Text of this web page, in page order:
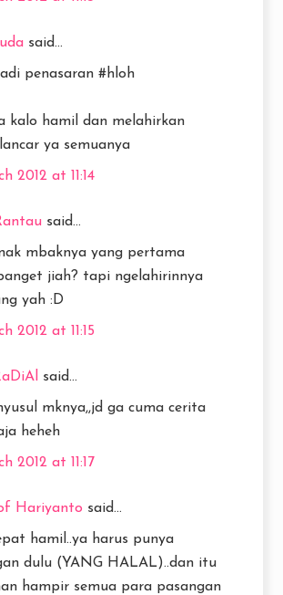
said...
penasaran #hloh
kalo hamil dan melahirkan
ya semuanya
2012 at 11:14
said...
mbaknya yang pertama
jiah? tapi ngelahirinnya
yah :D
2012 at 11:15
said...
mknya,,jd ga cuma cerita
heheh
2012 at 11:17
Hariyanto said...
hamil..ya harus punya
dulu (YANG HALAL)..dan itu
hampir semua para pasangan